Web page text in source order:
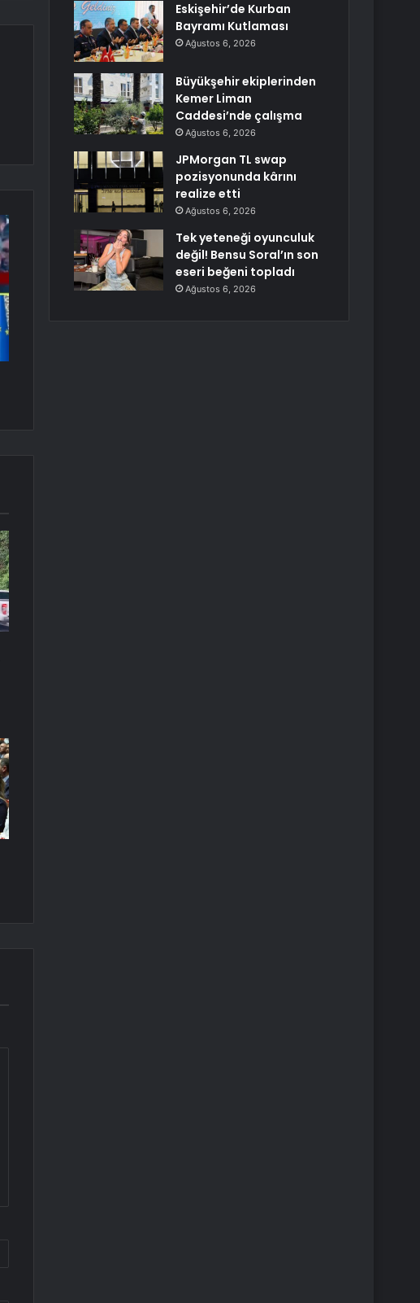
Eskişehir’de Kurban
Bayramı Kutlaması
Ağustos 6, 2026
Büyükşehir ekiplerinden
Kemer Liman
Caddesi’nde çalışma
Ağustos 6, 2026
JPMorgan TL swap
pozisyonunda kârını
realize etti
Ağustos 6, 2026
Tek yeteneği oyunculuk
değil! Bensu Soral’ın son
eseri beğeni topladı
Ağustos 6, 2026